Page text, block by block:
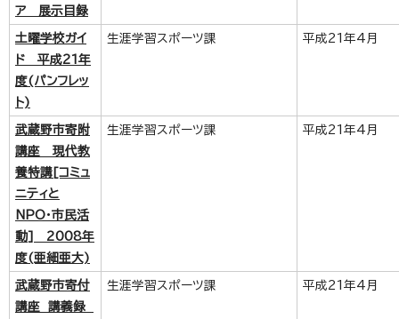
ア 展示目録
土曜学校ガイ
ド 平成21年
度(パンフレッ
ト)
生涯学習スポーツ課 平成21年4月
武蔵野市寄附
講座 現代教
養特講[コミュ
ニティと
NPO・市民活
動] 2008年
度(亜細亜大)
生涯学習スポーツ課 平成21年4月
武蔵野市寄付
講座 講義録
生涯学習スポーツ課 平成21年4月